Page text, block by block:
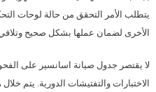
يتطلب الأمر التحقق من حالة لوحات
الأخرى لضمان عملها بشكل صحيح
لا يقتصر جدول صيانة اسانسير على
الاختبارات والتفتيشات الدورية. يتم